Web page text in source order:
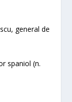
general de
spaniol (n.